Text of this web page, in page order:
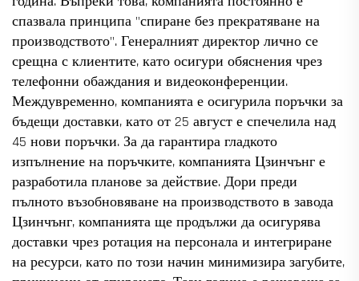
спазвала принципа "спиране без прекратяване на
производството". Генералният директор лично се
срещна с клиентите, като осигури обяснения чрез
телефонни обаждания и видеоконференции.
Междувременно, компанията е осигурила поръчки за
бъдещи доставки, като от 25 август е спечелила над
45 нови поръчки. За да гарантира гладкото
изпълнение на поръчките, компанията Цзинчънг е
разработила планове за действие. Дори преди
пълното възобновяване на производството в завода
Цзинчънг, компанията ще продължи да осигурява
доставки чрез ротация на персонала и интегриране
на ресурси, като по този начин минимизира загубите,